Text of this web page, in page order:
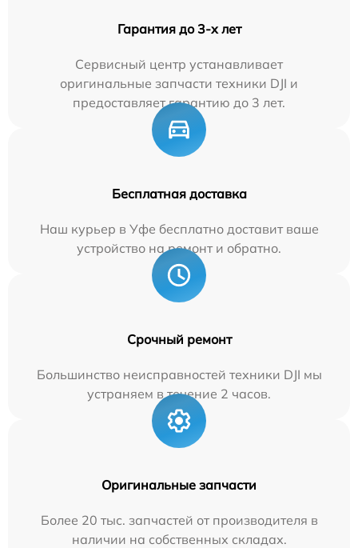
Гарантия до 3-х лет
Сервисный центр устанавливает
оригинальные запчасти техники DJI и
предоставляет гарантию до 3 лет.
Бесплатная доставка
Наш курьер в Уфе бесплатно доставит ваше
устройство на ремонт и обратно.
Срочный ремонт
Большинство неисправностей техники DJI мы
устраняем в течение 2 часов.
Оригинальные запчасти
Более 20 тыс. запчастей от производителя в
наличии на собственных складах.